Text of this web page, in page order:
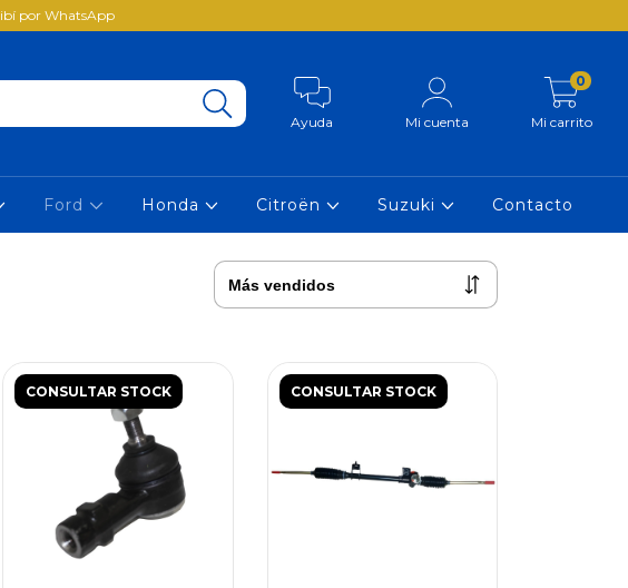
por WhatsApp
Ayuda Mi cuenta Mi carrito
0
Ford Honda Citroën Suzuki Contacto
CONSULTAR STOCK CONSULTAR STOCK